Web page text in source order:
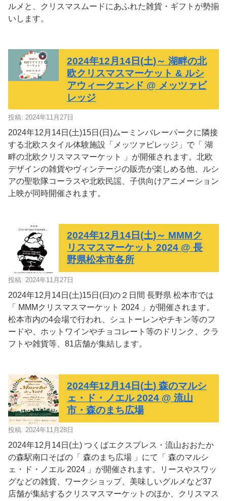
ルメと、クリスマスムードにあふれた雑貨・ギフトが勢揃
いします。
2024年12月14日(土)～ 湖畔の北
欧クリスマスマーケット & ルシ
アウィークエンド @ メッツァビ
レッジ
投稿: 2024年11月27日
2024年12月14日(土)15日(日)ムーミンバレーパークに隣接
する北欧スタイル体験施設「メッツァビレッジ」で「 湖
畔の北欧クリスマスマーケット 」が開催されます。北欧
デザインの雑貨やヴィンテージの販売が楽しめる他、ルシ
アの聖歌隊コーラスや北欧民謡、子供向けアニメーション
上映が同時開催されます。
2024年12月14日(土)～ MMMク
リスマスマーケット 2024 @ 長
野県松本市各所
投稿: 2024年11月27日
2024年12月14日(土)15日(日)の２日間 長野県 松本市では
「 MMMクリスマスマーケット 2024 」が開催されます。
松本市内の4会場で行われ、シュトーレンやチキン等のフ
ードや、ホットワインやチョコレート等のドリンク、クラ
フトや雑貨等、81店舗が集結します。
2024年12月14日(土) 森のマルシ
ェ・ド・ノエル 2024 @ 流山
市・森のまち広場
投稿: 2024年11月28日
2024年12月14日(土) つくばエクスプレス・流山おおたか
の森駅南口そばの「 森のまち広場 」にて「 森のマルシ
ェ・ド・ノエル 2024 」が開催されます。リースやスワッ
グなどの雑貨、ワークショップ、美味しいグルメなど37
店舗が集結するクリスマスマーケットのほか、クリスマス